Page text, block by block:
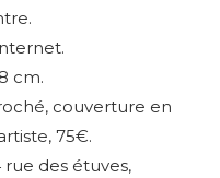
cm.
couverture en
75€.
rue des étuves,